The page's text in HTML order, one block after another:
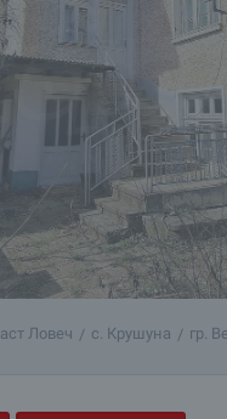
Ловеч с. Крушуна гр.